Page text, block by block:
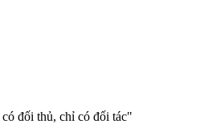
đối thủ, chỉ có đối tác"